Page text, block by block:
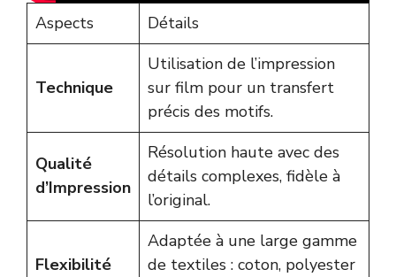
Aspects Détails
Technique
Utilisation de l’impression
sur film pour un transfert
précis des motifs.
Qualité
d’Impression
Résolution haute avec des
détails complexes, fidèle à
l’original.
Flexibilité
Adaptée à une large gamme
de textiles : coton, polyester